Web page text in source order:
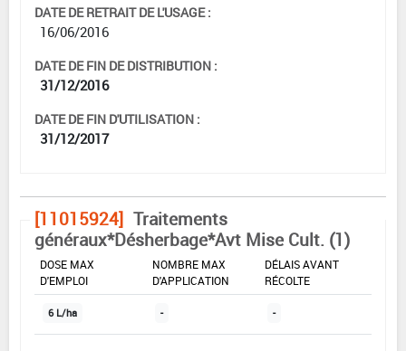
DATE DE RETRAIT DE L'USAGE :
16/06/2016
DATE DE FIN DE DISTRIBUTION :
31/12/2016
DATE DE FIN D'UTILISATION :
31/12/2017
[11015924] Traitements
généraux*Désherbage*Avt Mise Cult. (1)
DOSE MAX
D'EMPLOI
NOMBRE MAX
D'APPLICATION
DÉLAIS AVANT
RÉCOLTE
6 L/ha - -